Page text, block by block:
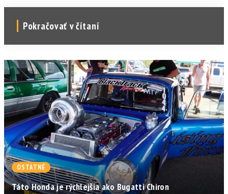
Pokračovať v čítaní
OSTATNÉ
Táto Honda je rýchlejšia ako Bugatti Chiron